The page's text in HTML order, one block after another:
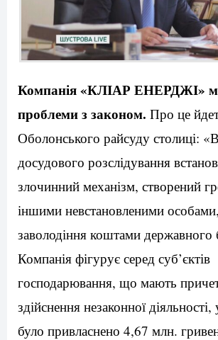
Компанія «КЛІАР ЕНЕРДЖІ»
проблеми з законом. Про це
Оболонського райсуду столиці:
досудового розслідування
злочинний механізм, створений
іншими невстановленими
заволодіння коштами
Компанія фігурує серед суб’єктів
господарювання, що мають
здійснення незаконної діяльності,
було привласнено 4,67 млн.